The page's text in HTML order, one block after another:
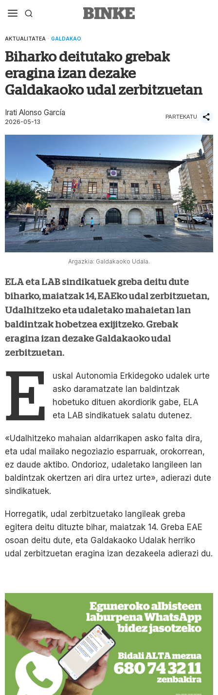
AKTUALITATEA · GALDAKAO
Biharko deitutako grebak
eragina izan dezake
Galdakaoko udal zerbitzuetan
Irati Alonso García
2026-05-13
PARTEKATU
Argazkia: Galdakaoko Udala.
ELA eta LAB sindikatuek greba deitu dute
biharko, maiatzak 14, EAEko udal zerbitzuetan,
Udalhitzeko eta udaletako mahaietan lan
baldintzak hobetzea exijitzeko. Grebak
eragina izan dezake Galdakaoko udal
zerbitzuetan.
E
uskal Autonomia Erkidegoko udalek urte
asko daramatzate lan baldintzak
hobetuko dituen akordiorik gabe, ELA
eta LAB sindikatuek salatu dutenez.
«Udalhitzeko mahaian aldarrikapen asko falta dira,
eta udal mailako negoziazio esparruak, orokorrean,
ez daude aktibo. Ondorioz, udaletako langileen lan
baldintzak okertzen ari dira urtez urte», adierazi dute
sindikatuek.
Horregatik, udal zerbitzuetako langileak greba
egitera deitu dituzte bihar, maiatzak 14. Greba EAE
osoan deitu dute, eta Galdakaoko Udalak herriko
udal zerbitzuetan eragina izan dezakeela adierazi du.